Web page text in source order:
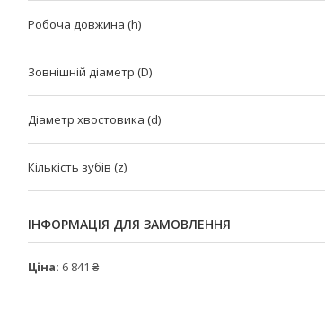
Робоча довжина (h)
Зовнішній діаметр (D)
Діаметр хвостовика (d)
Кількість зубів (z)
ІНФОРМАЦІЯ ДЛЯ ЗАМОВЛЕННЯ
Ціна: 6 841 ₴